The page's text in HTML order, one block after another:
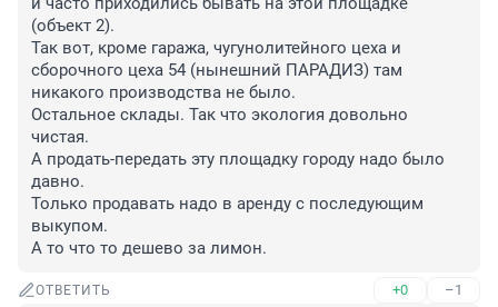
(объект 2).
Так вот, кроме гаража, чугунолитейного цеха и
сборочного цеха 54 (нынешний ПАРАДИЗ) там
никакого производства не было.
Остальное склады. Так что экология довольно
чистая.
А продать-передать эту площадку городу надо было
давно.
Только продавать надо в аренду с последующим
выкупом.
А то что то дешево за лимон.
ОТВЕТИТЬ +0 –1